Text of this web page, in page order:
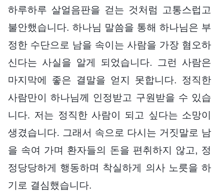
하루하루 살얼음판을 걷는 것처럼 고통스럽고
불안했습니다. 하나님 말씀을 통해 하나님은 부
정한 수단으로 남을 속이는 사람을 가장 혐오하
신다는 사실을 알게 되었습니다. 그런 사람은
마지막에 좋은 결말을 얻지 못합니다. 정직한
사람만이 하나님께 인정받고 구원받을 수 있습
니다. 저는 정직한 사람이 되고 싶다는 소망이
생겼습니다. 그래서 속으로 다시는 거짓말로 남
을 속여 가며 환자들의 돈을 편취하지 않고, 정
정당당하게 행동하며 착실하게 의사 노릇을 하
기로 결심했습니다.